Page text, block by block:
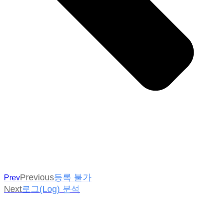
PrevPrevious등록 불가
Next로그(Log) 분석